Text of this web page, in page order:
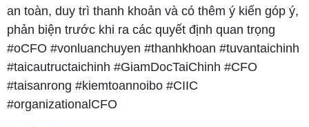
đào tạo
vấn khác
an toàn, duy trì thanh khoản và có thêm ý kiến góp ý,
phản biện trước khi ra các quyết định quan trọng
#oCFO #vonluanchuyen #thanhkhoan #tuvantaichinh
#taicautructaichinh #GiamDocTaiChinh #CFO
#taisanrong #kiemtoannoibo #CIIC
#organizationalCFO